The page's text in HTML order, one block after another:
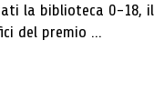
la biblioteca 0-18,
del premio ...